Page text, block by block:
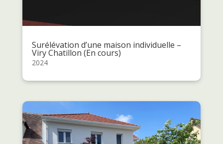
Surélévation d’une maison individuelle –
Viry Chatillon (En cours)
2024